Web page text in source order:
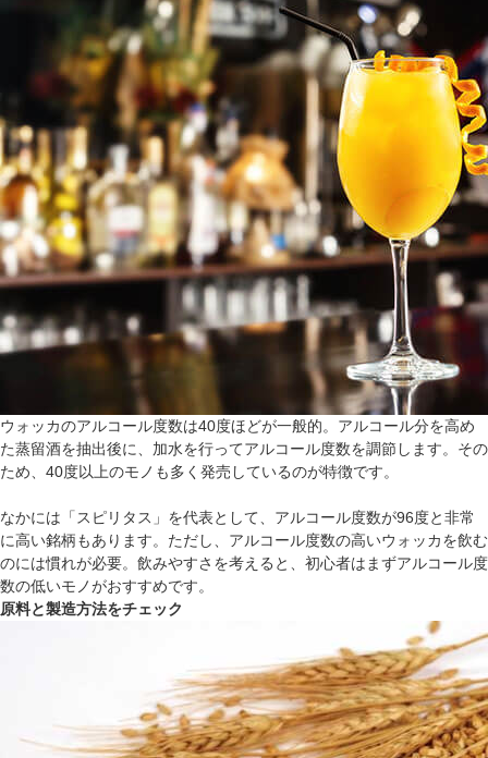
ウォッカのアルコール度数は40度ほどが一般的。アルコール分を高め
た蒸留酒を抽出後に、加水を行ってアルコール度数を調節します。その
ため、40度以上のモノも多く発売しているのが特徴です。
なかには「スピリタス」を代表として、アルコール度数が96度と非常
に高い銘柄もあります。ただし、アルコール度数の高いウォッカを飲む
のには慣れが必要。飲みやすさを考えると、初心者はまずアルコール度
数の低いモノがおすすめです。
原料と製造方法をチェック